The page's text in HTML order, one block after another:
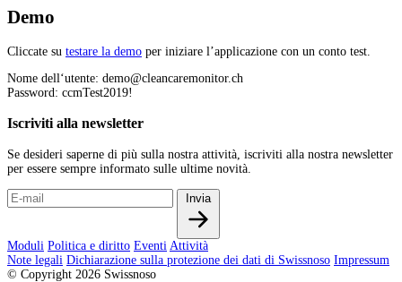
Demo
Cliccate su testare la demo per iniziare l’applicazione con un conto test.
Nome dell‘utente: demo@cleancaremonitor.ch
Password: ccmTest2019!
Iscriviti alla newsletter
Se desideri saperne di più sulla nostra attività, iscriviti alla nostra newsletter
per essere sempre informato sulle ultime novità.
Invia
Moduli Politica e diritto Eventi Attività
Note legali Dichiarazione sulla protezione dei dati di Swissnoso Impressum
© Copyright 2026 Swissnoso